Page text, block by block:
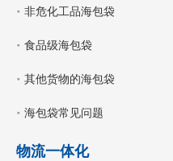
非危化工品海包袋
食品级海包袋
其他货物的海包袋
海包袋常见问题
物流一体化